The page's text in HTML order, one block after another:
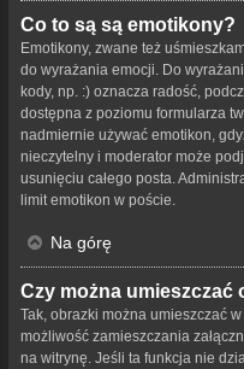
Co to są są emotikony?
Emotikony, zwane też
do wyrażania emocji. Do
kody, np. :) oznacza radość,
dostępna z poziomu formularza
nadmiernie używać emotikon,
nieczytelny i moderator może
usunięciu całego posta.
limit emotikon w poście.
Na górę
Czy można umieszczać
Tak, obrazki można umieszczać
możliwość zamieszczania
na witrynę. Jeśli ta funkcja nie